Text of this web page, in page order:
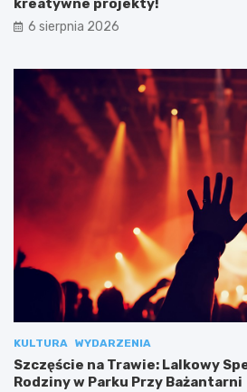
kreatywne projekty!
6 sierpnia 2026
KULTURA WYDARZENIA
Szczęście na Trawie: Lalkowy
Rodziny w Parku Przy Bażantarni